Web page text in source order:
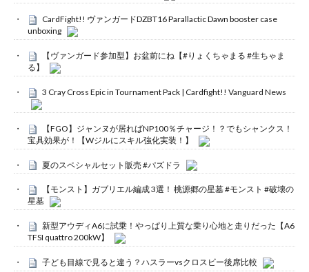
CardFight!! ヴァンガードDZBT16 Parallactic Dawn booster case
unboxing
【ヴァンガード参加型】お盆前にね【#りょくちゃまる #生ちゃま
る】
3 Cray Cross Epic in Tournament Pack | Cardfight!! Vanguard News
【FGO】ジャンヌが居ればNP100％チャージ！？でもシャンクス！
宝具効果が！【Wジルにスキル強化実装！】
夏のスペシャルセット販売 #パズドラ
【モンスト】ガブリエル編成 3選！ 桃源郷の星墓 #モンスト #破壊の
星墓
新型アウディA6に試乗！やっぱり上質な乗り心地と走りだった【A6
TFSI quattro 200kW】
子ども目線で見ると違う？ハスラーvsクロスビー後席比較